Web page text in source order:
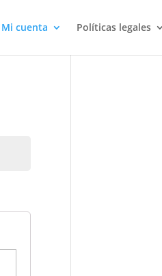
Mi cuenta Políticas legales